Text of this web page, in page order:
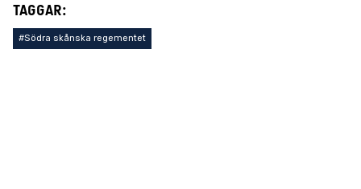
TAGGAR:
#Södra skånska regementet